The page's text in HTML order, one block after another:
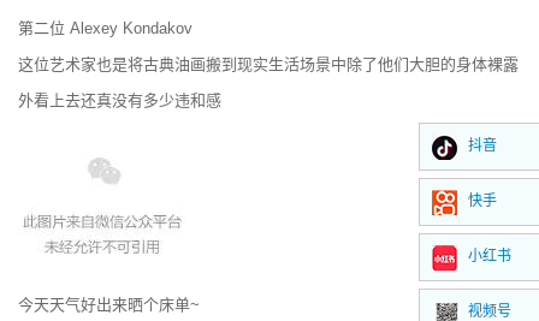
第二位 Alexey Kondakov
这位艺术家也是将古典油画搬到现实生活场景中除了他们大胆的身体裸露
外看上去还真没有多少违和感
今天天气好出来晒个床单~
抖音
快手
小红书
视频号